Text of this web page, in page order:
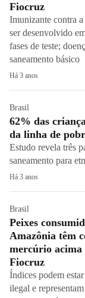
Fiocruz
Imunizante contra a
ser desenvolvido
fases de teste;
saneamento básico
Há 3 anos
Brasil
62% das
da linha de
Estudo revela três
saneamento para
Há 3 anos
Brasil
Peixes
Amazônia têm
mercúrio
Fiocruz
Índices podem
ilegal e